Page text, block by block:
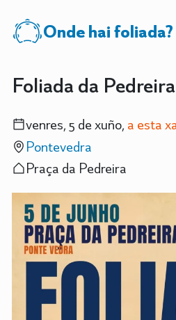
Onde hai foliada?
Foliada da Pedreira
venres, 5 de xuño, a esta
Pontevedra
Praça da Pedreira